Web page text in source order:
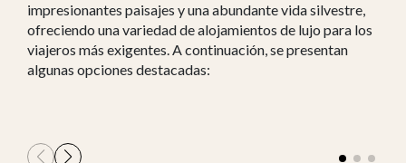
impresionantes paisajes y una abundante vida silvestre,
ofreciendo una variedad de alojamientos de lujo para los
viajeros más exigentes. A continuación, se presentan
algunas opciones destacadas: